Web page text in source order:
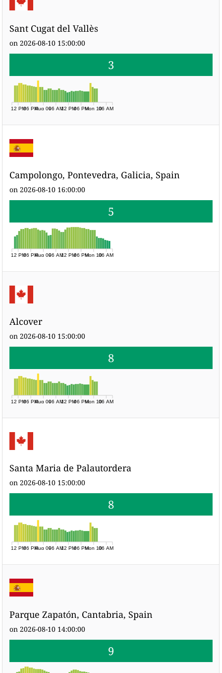
Sant Cugat del Vallès
on 2026-08-10 15:00:00
3
12 PM06 PMAug 0906 AM12 PM06 PMMon 1006 AM
Campolongo, Pontevedra, Galicia, Spain
on 2026-08-10 16:00:00
5
12 PM06 PMAug 0906 AM12 PM06 PMMon 1006 AM
Alcover
on 2026-08-10 15:00:00
8
12 PM06 PMAug 0906 AM12 PM06 PMMon 1006 AM
Santa Maria de Palautordera
on 2026-08-10 15:00:00
8
12 PM06 PMAug 0906 AM12 PM06 PMMon 1006 AM
Parque Zapatón, Cantabria, Spain
on 2026-08-10 14:00:00
9